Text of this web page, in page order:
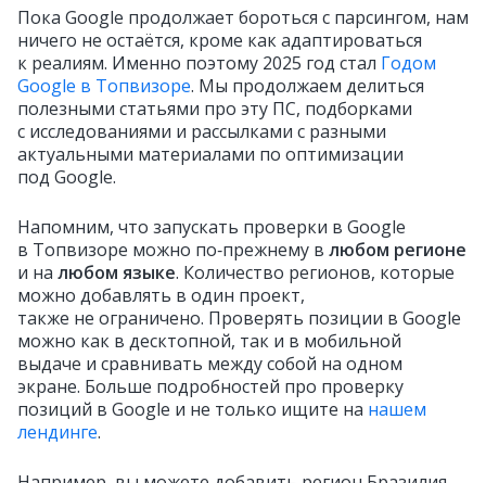
Пока Google продолжает бороться с парсингом, нам
ничего не остаётся, кроме как адаптироваться
к реалиям. Именно поэтому 2025 год стал Годом
Google в Топвизоре. Мы продолжаем делиться
полезными статьями про эту ПС, подборками
с исследованиями и рассылками с разными
актуальными материалами по оптимизации
под Google.
Напомним, что запускать проверки в Google
в Топвизоре можно по‑прежнему в любом регионе
и на любом языке. Количество регионов, которые
можно добавлять в один проект,
также не ограничено. Проверять позиции в Google
можно как в десктопной, так и в мобильной
выдаче и сравнивать между собой на одном
экране. Больше подробностей про проверку
позиций в Google и не только ищите на нашем
лендинге.